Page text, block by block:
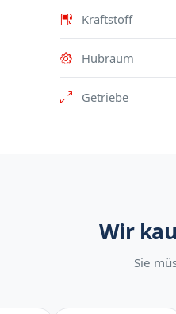
Kraftstoff
Hubraum
Getriebe
Wir
Sie